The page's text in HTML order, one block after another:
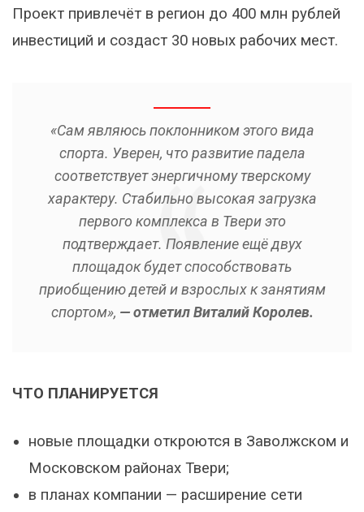
Проект привлечёт в регион до 400 млн рублей
инвестиций и создаст 30 новых рабочих мест.
«Сам являюсь поклонником этого вида
спорта. Уверен, что развитие падела
соответствует энергичному тверскому
характеру. Стабильно высокая загрузка
первого комплекса в Твери это
подтверждает. Появление ещё двух
площадок будет способствовать
приобщению детей и взрослых к занятиям
спортом», — отметил Виталий Королев.
ЧТО ПЛАНИРУЕТСЯ
новые площадки откроются в Заволжском и
Московском районах Твери;
в планах компании — расширение сети